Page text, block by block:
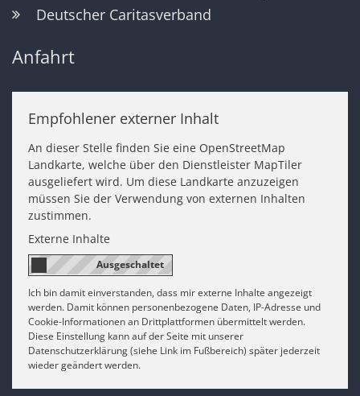
Deutscher Caritasverband
Anfahrt
Empfohlener externer Inhalt
An dieser Stelle finden Sie eine OpenStreetMap
Landkarte, welche über den Dienstleister MapTiler
ausgeliefert wird. Um diese Landkarte anzuzeigen
müssen Sie der Verwendung von externen Inhalten
zustimmen.
Externe Inhalte
Ich bin damit einverstanden, dass mir externe Inhalte angezeigt
werden. Damit können personenbezogene Daten, IP-Adresse und
Cookie-Informationen an Drittplattformen übermittelt werden.
Diese Einstellung kann auf der Seite mit unserer
Datenschutzerklärung (siehe Link im Fußbereich) später jederzeit
wieder geändert werden.